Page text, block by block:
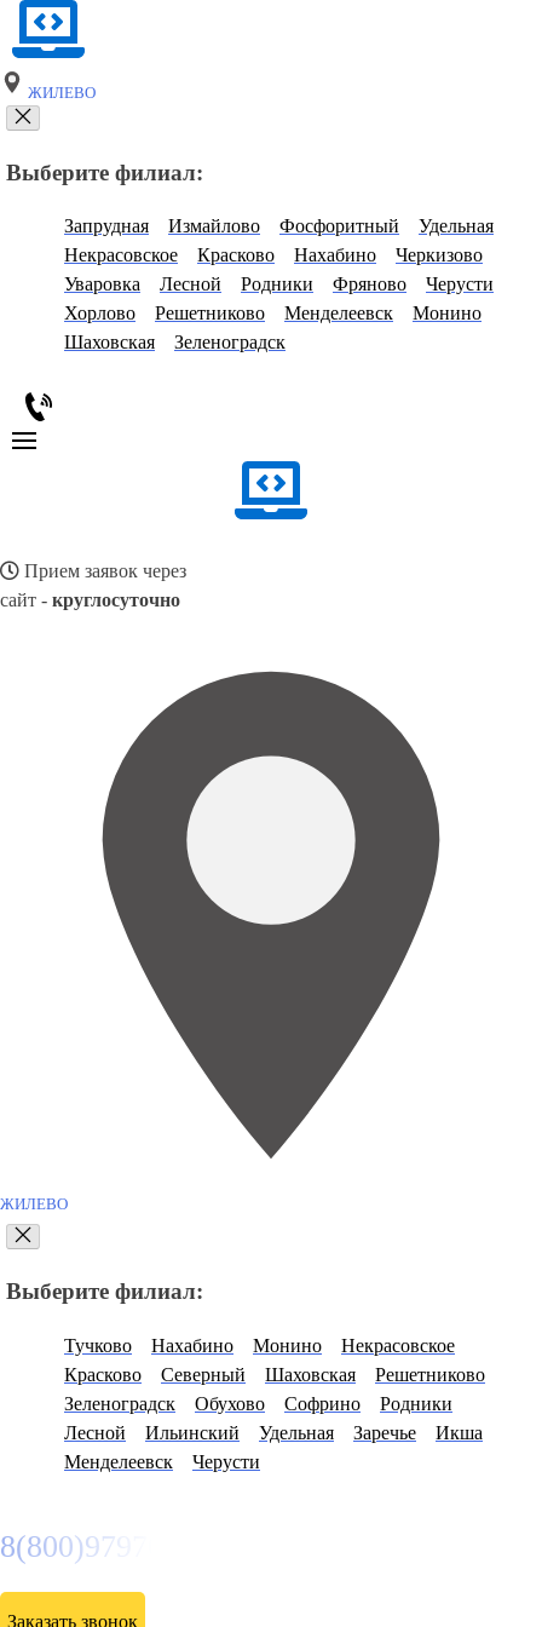
ЖИЛЕВО
Выберите филиал:
Запрудная Измайлово Фосфоритный
Удельная
Некрасовское
Красково Нахабино
Черкизово
Уваровка
Лесной Родники Фряново
Черусти
Хорлово
Решетниково Менделеевск
Монино
Шаховская
Зеленоградск
Прием заявок через
сайт - круглосуточно
ЖИЛЕВО
Выберите филиал:
Тучково Нахабино Монино
Некрасовское
Красково
Северный Шаховская
Решетниково
Зеленоградск
Обухово Софрино
Родники
Лесной
Ильинский Удельная Заречье
Икша
Менделеевск
Черусти
8(800)9797043
Заказать звонок